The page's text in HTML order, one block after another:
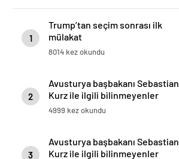
1
Trump’tan seçim sonrası ilk
mülakat
8014 kez okundu
2
Avusturya başbakanı Sebastian
Kurz ile ilgili bilinmeyenler
4999 kez okundu
3
Avusturya başbakanı Sebastian
Kurz ile ilgili bilinmeyenler